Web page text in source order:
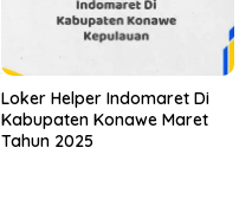
Loker Helper Indomaret Di
Kabupaten Konawe Maret
Tahun 2025